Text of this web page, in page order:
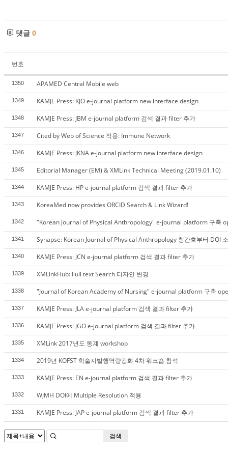
댓글 0
번호
1350 APAMED Central Mobile web
1349 KAMJE Press: KJO e-journal platform new interface design
1348 KAMJE Press: JBM e-journal platform 검색 결과 filter 추가
1347 Cited by Web of Science 적용: Immune Network
1346 KAMJE Press: JKNA e-journal platform new interface design
1345 Editorial Manager (EM) & XMLink Technical Meeting (2019.01.10)
1344 KAMJE Press: HP e-journal platform 검색 결과 filter 추가
1343 KoreaMed now provides ORCID Search & Link Wizard!
1342 "Korean Journal of Physical Anthropology" e-journal platform 구축
1341 Synapse: Korean Journal of Physical Anthropology 창간호부터 DOI
1340 KAMJE Press: JCN e-journal platform 검색 결과 filter 추가
1339 XMLinkHub: Full text Search 디자인 변경
1338 "Journal of Korean Academy of Nursing" e-journal platform 구축
1337 KAMJE Press: JLA e-journal platform 검색 결과 filter 추가
1336 KAMJE Press: JGO e-journal platform 검색 결과 filter 추가
1335 XMLink 2017년도 동계 workshop
1334 2019년 KOFST 학술지발행역량강화 4차 워크숍 참석
1333 KAMJE Press: EN e-journal platform 검색 결과 filter 추가
1332 WJMH DOI에 Multiple Resolution 적용
1331 KAMJE Press: JAP e-journal platform 검색 결과 filter 추가
검색